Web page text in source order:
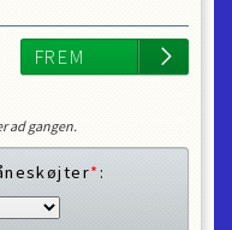
ad gangen.
*: